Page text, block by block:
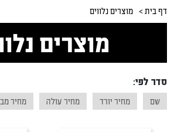
דף בית > מוצרים נלווים
מוצרים
סדר לפי:
שם מחיר יורד מחיר עולה מחיר